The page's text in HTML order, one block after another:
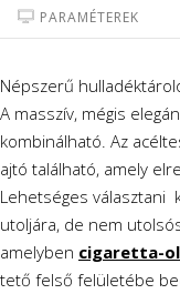
PARAMÉTEREK
Népszerű
A masszív, mégis
kombinálható. Az
ajtó található, amely
Lehetséges választani
utoljára, de nem
amelyben cigaretta-
tető felső felületébe